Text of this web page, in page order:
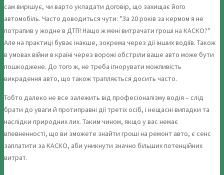
сам вирішує, чи варто укладати договір, що захищає його
автомобіль. Часто доводиться чути: "За 20 років за кермом я не
потрапив у жодне в ДТП! Нащо ж мені витрачати гроші на КАСКО?"
Але на практиці буває інакше, зокрема через дії інших водіїв. Також
в умовах війни в країні через ворожі обстріли ваше авто може бути
пошкоджене. До того ж, не треба ігнорувати можливість
викрадення авто, що також трапляється досить часто.
Тобто далеко не все залежить від професіоналізму водія – слід
брати до уваги й протиправні дії третіх осіб, і нещасні випадки та
наслідки природних лих. Таким чином, якщо у вас немає
впевненності, що ви зможете знайти гроші на ремонт авто, є сенс
заплатити за КАСКО, аби уникнути значно більших потенційних
витрат.